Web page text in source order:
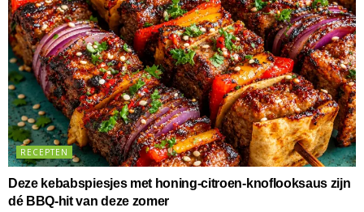
RECEPTEN
Deze kebabspiesjes met honing-citroen-knoflooksaus zijn
dé BBQ-hit van deze zomer